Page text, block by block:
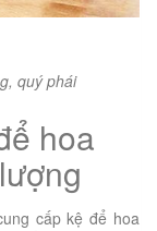
quý phái
hoa
cấp kệ để hoa